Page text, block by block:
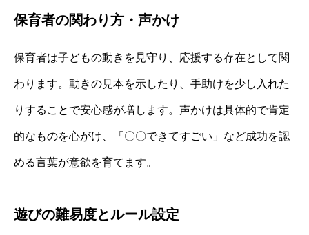
保育者の関わり方・声かけ
保育者は子どもの動きを見守り、応援する存在として関
わります。動きの見本を示したり、手助けを少し入れた
りすることで安心感が増します。声かけは具体的で肯定
的なものを心がけ、「〇〇できてすごい」など成功を認
める言葉が意欲を育てます。
遊びの難易度とルール設定